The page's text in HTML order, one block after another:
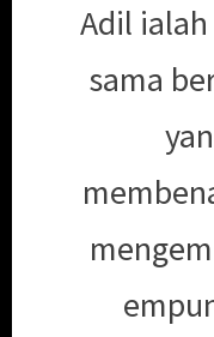
Adil
sama